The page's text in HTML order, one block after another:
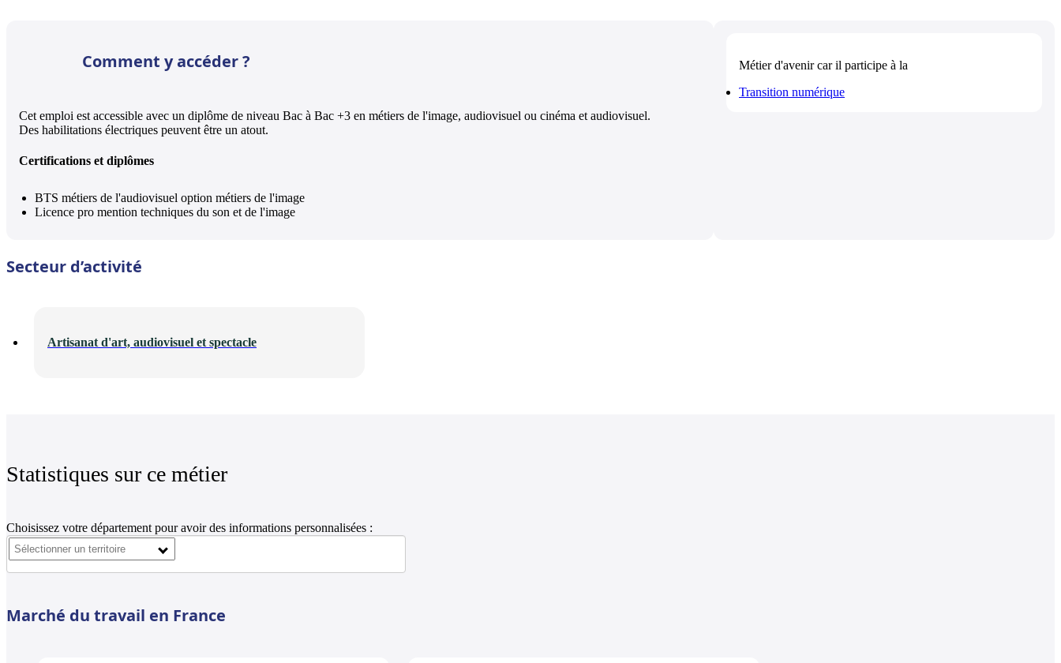
Comment y accéder ?
Cet emploi est accessible avec un diplôme de niveau Bac à Bac +3 en métiers de l'image, audiovisuel ou cinéma et audiovisuel.
Des habilitations électriques peuvent être un atout.
Certifications et diplômes
BTS métiers de l'audiovisuel option métiers de l'image
Licence pro mention techniques du son et de l'image
Métier d'avenircar il participe à la
Transition numérique
Secteur d’activité
Artisanat d'art, audiovisuel et spectacle
Statistiques sur ce métier
Choisissez votre département pour avoir des informations personnalisées :
Marché du travail en France